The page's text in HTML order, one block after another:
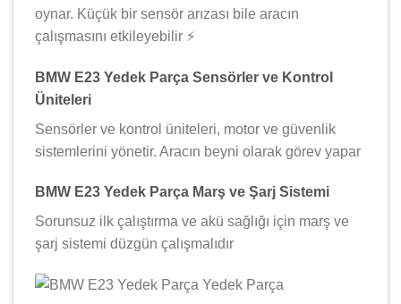
oynar. Küçük bir sensör arızası bile aracın
çalışmasını etkileyebilir ⚡
BMW E23 Yedek Parça Sensörler ve Kontrol
Üniteleri
Sensörler ve kontrol üniteleri, motor ve güvenlik
sistemlerini yönetir. Aracın beyni olarak görev yapar
BMW E23 Yedek Parça Marş ve Şarj Sistemi
Sorunsuz ilk çalıştırma ve akü sağlığı için marş ve
şarj sistemi düzgün çalışmalıdır